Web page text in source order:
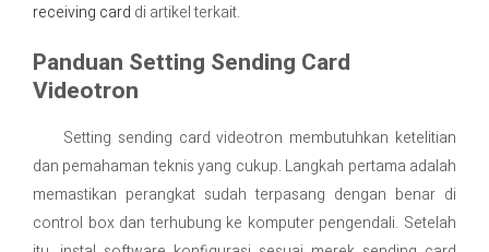
receiving card di artikel terkait.
Panduan Setting Sending Card
Videotron
Setting sending card videotron membutuhkan ketelitian
dan pemahaman teknis yang cukup. Langkah pertama adalah
memastikan perangkat sudah terpasang dengan benar di
control box dan terhubung ke komputer pengendali. Setelah